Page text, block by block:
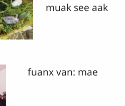
muak see aak
fuanx van: mae